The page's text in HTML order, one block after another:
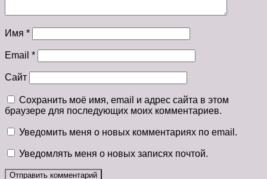
Имя *
Email *
Сайт
Сохранить моё имя, email и адрес сайта в этом
браузере для последующих моих комментариев.
Уведомить меня о новых комментариях по email.
Уведомлять меня о новых записях почтой.